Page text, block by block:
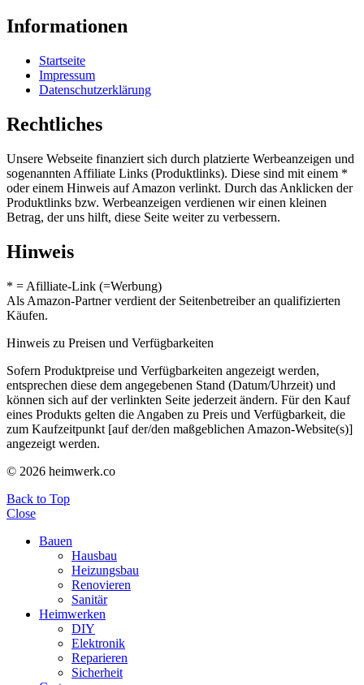
Informationen
Startseite
Impressum
Datenschutzerklärung
Rechtliches
Unsere Webseite finanziert sich durch platzierte Werbeanzeigen und
sogenannten Affiliate Links (Produktlinks). Diese sind mit einem *
oder einem Hinweis auf Amazon verlinkt. Durch das Anklicken der
Produktlinks bzw. Werbeanzeigen verdienen wir einen kleinen
Betrag, der uns hilft, diese Seite weiter zu verbessern.
Hinweis
* = Afilliate-Link (=Werbung)
Als Amazon-Partner verdient der Seitenbetreiber an qualifizierten
Käufen.
Hinweis zu Preisen und Verfügbarkeiten
Sofern Produktpreise und Verfügbarkeiten angezeigt werden,
entsprechen diese dem angegebenen Stand (Datum/Uhrzeit) und
können sich auf der verlinkten Seite jederzeit ändern. Für den Kauf
eines Produkts gelten die Angaben zu Preis und Verfügbarkeit, die
zum Kaufzeitpunkt [auf der/den maßgeblichen Amazon-Website(s)]
angezeigt werden.
© 2026 heimwerk.co
Back to Top
Close
Bauen
Hausbau
Heizungsbau
Renovieren
Sanitär
Heimwerken
DIY
Elektronik
Reparieren
Sicherheit